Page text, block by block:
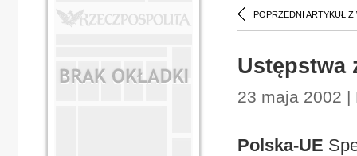
POPRZEDNI ARTYKUŁ Z
Ustępstwa
23 maja 2002 |
Polska-UE